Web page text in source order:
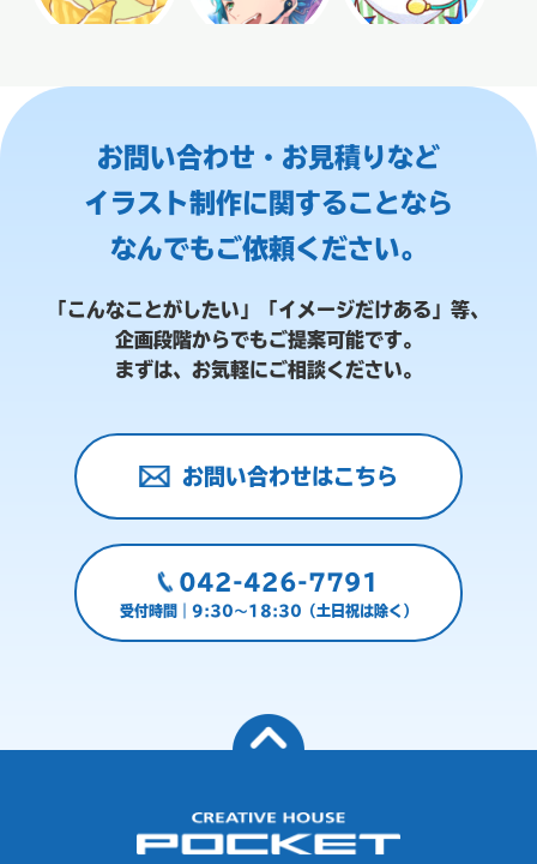
お問い合わせ・お見積りなど
イラスト制作に関することなら
なんでもご依頼ください。
「こんなことがしたい」「イメージだけある」等、
企画段階からでもご提案可能です。
まずは、お気軽にご相談ください。
お問い合わせはこちら
042-426-7791
受付時間｜9:30～18:30（土日祝は除く）